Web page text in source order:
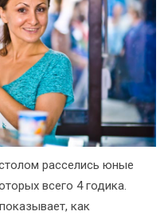
расселись юные
всего 4 годика.
как